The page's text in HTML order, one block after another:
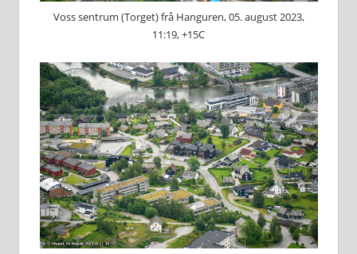
Voss sentrum (Torget) frå Hanguren, 05. august 2023,
11:19, +15C